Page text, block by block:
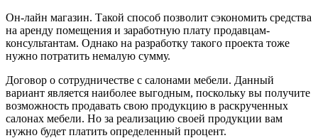
Он-лайн магазин. Такой способ позволит сэкономить средства
на аренду помещения и заработную плату продавцам-
консультантам. Однако на разработку такого проекта тоже
нужно потратить немалую сумму.
Договор о сотрудничестве с салонами мебели. Данный
вариант является наиболее выгодным, поскольку вы получите
возможность продавать свою продукцию в раскрученных
салонах мебели. Но за реализацию своей продукции вам
нужно будет платить определенный процент.